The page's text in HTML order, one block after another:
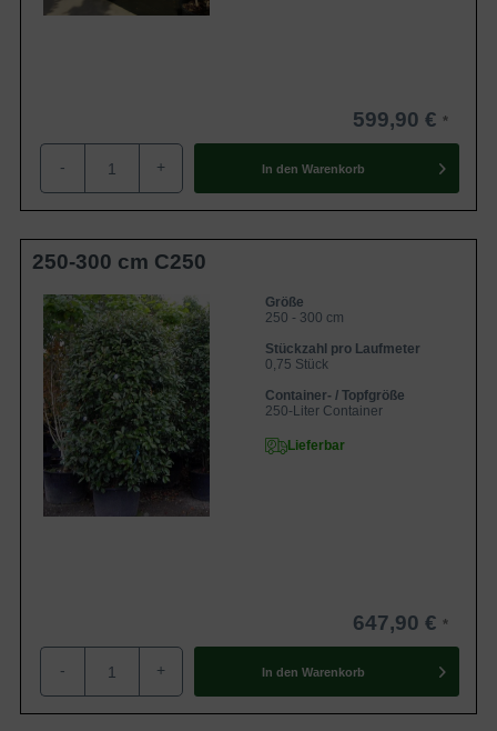
599,90 €
- + In den Warenkorb
250-300 cm C250
Größe
250 - 300 cm
Stückzahl pro Laufmeter
0,75 Stück
Container- / Topfgröße
250-Liter Container
Lieferbar
647,90 €
- + In den Warenkorb